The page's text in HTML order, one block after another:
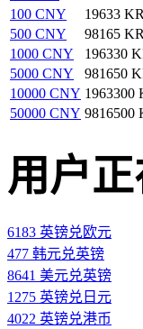
100 CNY
19633
500 CNY
98165
1000 CNY
196330
5000 CNY
981650
10000 CNY 1963300
50000 CNY 9816500
用户
6183 英镑兑欧元
477 韩元兑英镑
8641 美元兑英镑
1275 英镑兑日元
4022 英镑兑港币